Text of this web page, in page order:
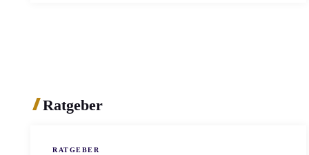
Ratgeber
RATGEBER